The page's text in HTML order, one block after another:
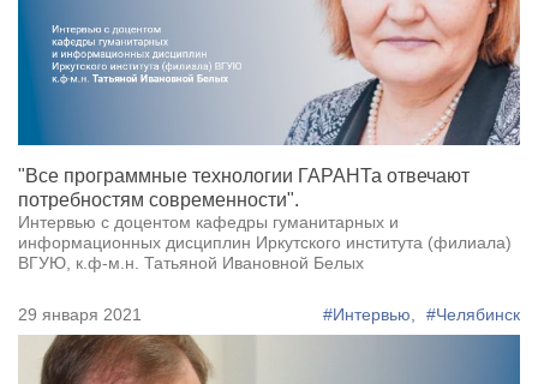
"Все программные технологии ГАРАНТа отвечают
потребностям современности".
Интервью с доцентом кафедры гуманитарных и
информационных дисциплин Иркутского института (филиала)
ВГУЮ, к.ф-м.н. Татьяной Ивановной Белых
29 января 2021 #Интервью, #Челябинск